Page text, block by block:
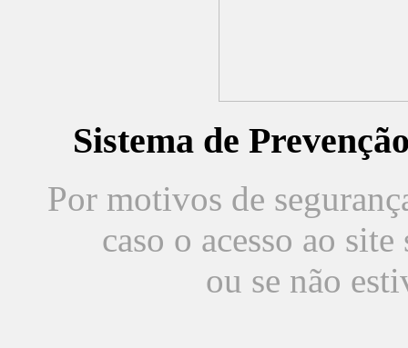
Sistema de
Por motivos de
caso o acesso ao
ou se não